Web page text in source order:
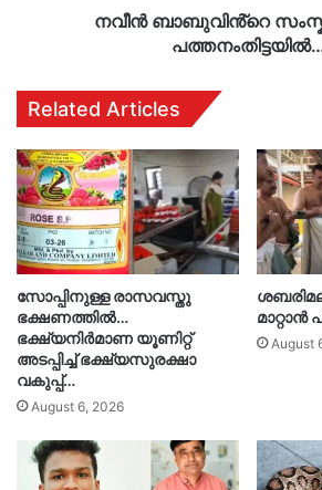
നവീൻ ബാബുവിൻ്റെ
Related Articles
സോപ്പിനുള്ള രാസവസ്തു
ഭക്ഷണത്തിൽ…
ഭക്ഷ്യനിർമാണ യൂണിറ്റ്
അടപ്പിച്ച് ഭക്ഷ്യസുരക്ഷാ
വകുപ്പ്…
August 6, 2026
August